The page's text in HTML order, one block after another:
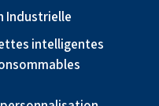
Industrielle
intelligentes